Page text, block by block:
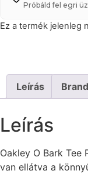
Próbáld fel egri
Ez a termék jelenleg
Leírás Brand
Leírás
Oakley O Bark
van ellátva a